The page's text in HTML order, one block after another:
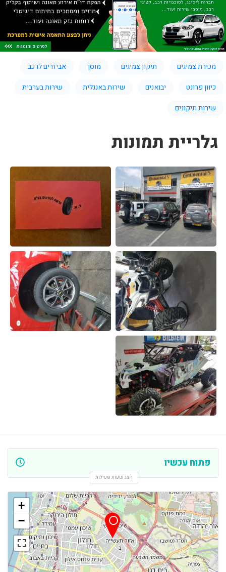
מכירת צמיגים תיקון צמיגים מוסך
אביזרים לרכב
כיוון פרונט
יבואנים שירות באנגלית
שירות בערבית
שירות תיקונים
גלריית תמונות
פתוח עכשיו
הצג שעות פעילות
+
−